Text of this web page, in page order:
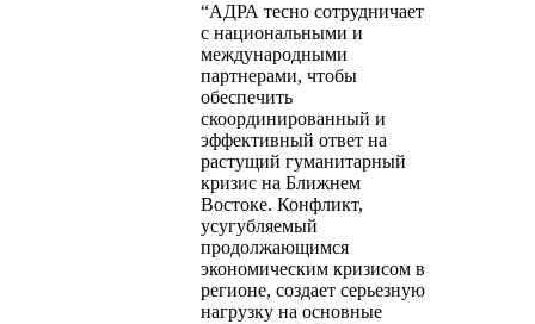
“АДРА тесно сотрудничает
с национальными и
международными
партнерами, чтобы
обеспечить
скоординированный и
эффективный ответ на
растущий гуманитарный
кризис на Ближнем
Востоке. Конфликт,
усугубляемый
продолжающимся
экономическим кризисом в
регионе, создает серьезную
нагрузку на основные